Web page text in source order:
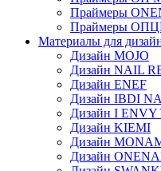
Праймеры
Праймеры
Материалы для
Дизайн MOJO
Дизайн NAIL
Дизайн ENEF
Дизайн IBDI
Дизайн I ENVY
Дизайн KIEMI
Дизайн
Дизайн